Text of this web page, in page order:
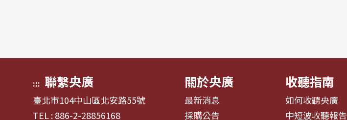
::: 聯繫央廣
臺北市104中山區北安路55號
TEL : 886-2-28856168
關於央廣
最新消息
採購公告
收聽指南
如何收聽央廣
中短波收聽報告